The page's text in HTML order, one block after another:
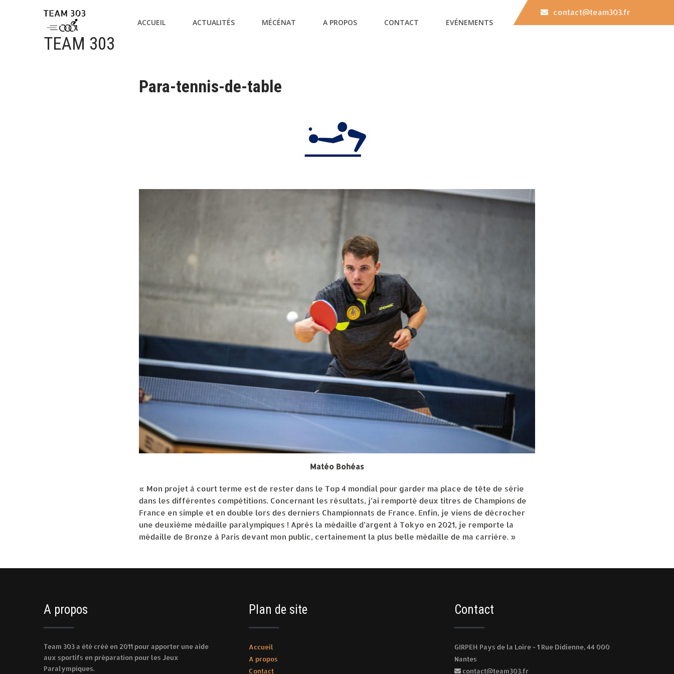
TEAM 303
contact@team303.fr
ACCUEIL
ACTUALITÉS MÉCÉNAT A PROPOS CONTACT EVÉNEMENTS
Para-tennis-de-table
Matéo Bohéas
« Mon projet à court terme est de rester dans le Top 4 mondial pour garder ma place de tête de série
dans les différentes compétitions. Concernant les résultats, j’ai remporté deux titres de Champions de
France en simple et en double lors des derniers Championnats de France. Enfin, je viens de décrocher
une deuxième médaille paralympiques ! Après la médaille d’argent à Tokyo en 2021, je remporte la
médaille de Bronze à Paris devant mon public, certainement la plus belle médaille de ma carrière. »
A propos
Team 303 a été créé en 2011 pour apporter une aide
aux sportifs en préparation pour les Jeux
Paralympiques.
Plan de site
Accueil
A propos
Contact
Contact
GIRPEH Pays de la Loire - 1 Rue Didienne, 44 000
Nantes
contact@team303.fr